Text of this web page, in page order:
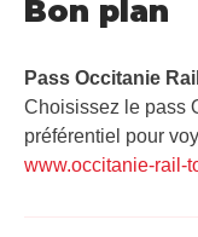
Bon plan
Pass Occitanie
Choisissez le pass
préférentiel pour
www.occitanie-rail-